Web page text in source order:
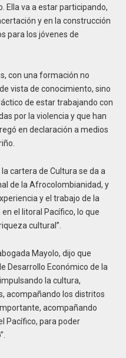
Ella va a estar participando,
y en la construcción
para los jóvenes de
con una formación no
vista de conocimiento, sino
de estar trabajando con
por la violencia y que han
en declaración a medios
cartera de Cultura se da a
de la Afrocolombianidad, y
y el trabajo de la
el litoral Pacífico, lo que
cultural”.
Mayolo, dijo que
Desarrollo Económico de la
la cultura,
acompañando los distritos
acompañando
Pacífico, para poder